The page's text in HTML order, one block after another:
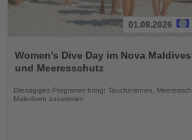
Sie
die
01.08.2026
Women's Dive Day im Nova
und Meeresschutz
Dreitägiges Programm bringt Taucherinnen,
Malediven zusammen